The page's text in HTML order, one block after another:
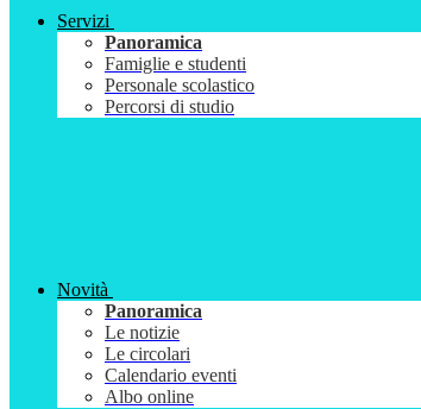
Servizi
Panoramica
Famiglie e studenti
Personale scolastico
Percorsi di studio
Novità
Panoramica
Le notizie
Le circolari
Calendario eventi
Albo online